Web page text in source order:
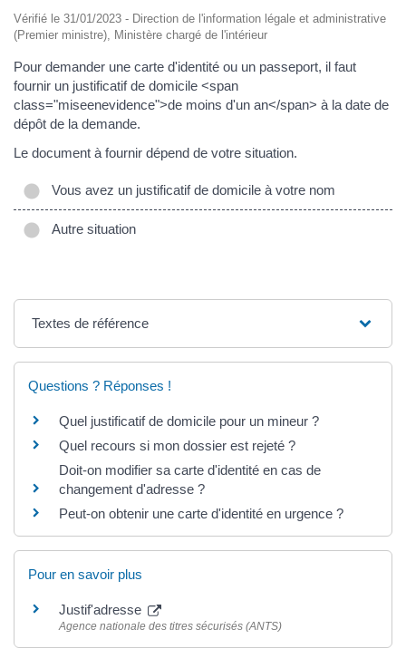
Vérifié le 31/01/2023 - Direction de l'information légale et administrative
(Premier ministre), Ministère chargé de l'intérieur
Pour demander une carte d'identité ou un passeport, il faut
fournir un justificatif de domicile <span
class="miseenevidence">de moins d'un an</span> à la date de
dépôt de la demande.
Le document à fournir dépend de votre situation.
Vous avez un justificatif de domicile à votre nom
Autre situation
Textes de référence
Questions ? Réponses !
Quel justificatif de domicile pour un mineur ?
Quel recours si mon dossier est rejeté ?
Doit-on modifier sa carte d'identité en cas de
changement d'adresse ?
Peut-on obtenir une carte d'identité en urgence ?
Pour en savoir plus
Justif'adresse
Agence nationale des titres sécurisés (ANTS)